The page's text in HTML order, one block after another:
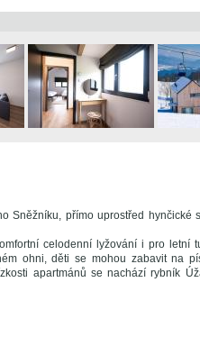
Sněžníku, přímo uprostřed hynčické
celodenní lyžování i pro letní
ohni, děti se mohou zabavit na
apartmánů se nachází rybník